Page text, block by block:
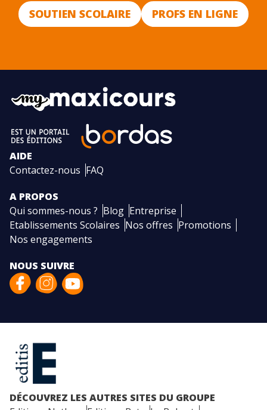
SOUTIEN SCOLAIRE PROFS EN LIGNE
AIDE
Contactez-nous FAQ
A PROPOS
Qui sommes-nous ? Blog Entreprise
Etablissements Scolaires Nos offres Promotions
Nos engagements
NOUS SUIVRE
DÉCOUVREZ LES AUTRES SITES DU GROUPE